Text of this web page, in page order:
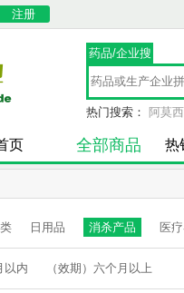
注册
药品/企业搜
索
热门搜索： 阿莫
页 全部商品 热
日用品 消杀产品 医
以内 （效期）六个月以上